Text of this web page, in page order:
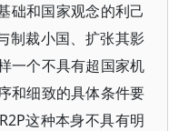
础和国家观念的利己
制裁小国、扩张其影
一个不具有超国家机
和细致的具体条件要
这种本身不具有明